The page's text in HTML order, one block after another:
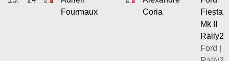
Fourmaux
Coria
Fiesta
Mk II
Rally2
Ford |